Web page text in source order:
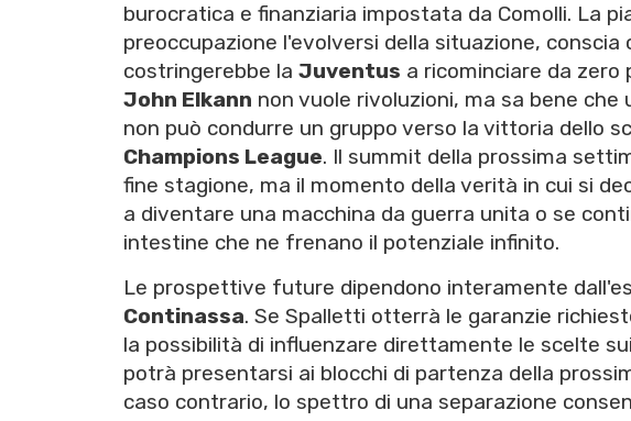
burocratica e finanziaria impostata da Comolli. La
preoccupazione l'evolversi della situazione,
costringerebbe la Juventus a ricominciare da zero
John Elkann non vuole rivoluzioni, ma sa bene
non può condurre un gruppo verso la vittoria dello
Champions League. Il summit della prossima
fine stagione, ma il momento della verità in cui si
a diventare una macchina da guerra unita o se
intestine che ne frenano il potenziale infinito.
Le prospettive future dipendono interamente
Continassa. Se Spalletti otterrà le garanzie
la possibilità di influenzare direttamente le scelte
potrà presentarsi ai blocchi di partenza della
caso contrario, lo spettro di una separazione